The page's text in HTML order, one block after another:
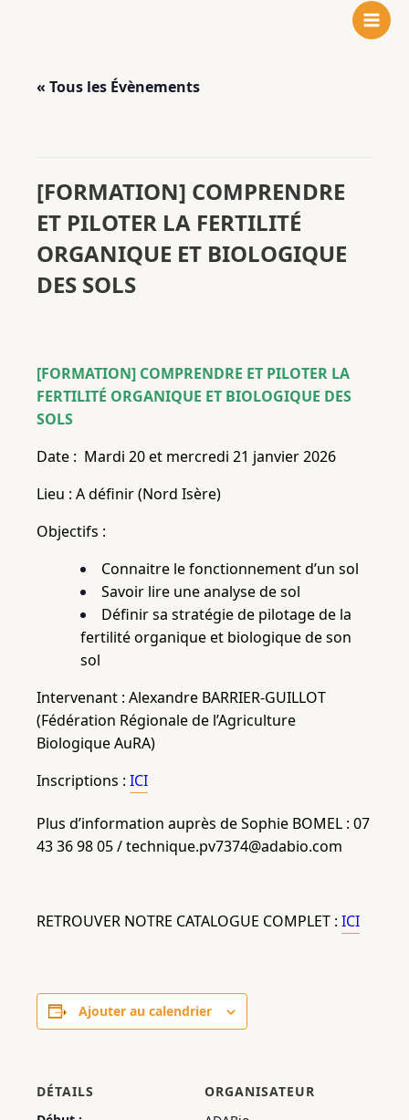
« Tous les Évènements
[FORMATION] COMPRENDRE
ET PILOTER LA FERTILITÉ
ORGANIQUE ET BIOLOGIQUE
DES SOLS
[FORMATION] COMPRENDRE ET PILOTER LA
FERTILITÉ ORGANIQUE ET BIOLOGIQUE DES
SOLS
Date : Mardi 20 et mercredi 21 janvier 2026
Lieu : A définir (Nord Isère)
Objectifs :
Connaitre le fonctionnement d’un sol
Savoir lire une analyse de sol
Définir sa stratégie de pilotage de la
fertilité organique et biologique de son
sol
Intervenant : Alexandre BARRIER-GUILLOT
(Fédération Régionale de l’Agriculture
Biologique AuRA)
Inscriptions : ICI
Plus d’information auprès de Sophie BOMEL : 07
43 36 98 05 / technique.pv7374@adabio.com
RETROUVER NOTRE CATALOGUE COMPLET : ICI
Ajouter au calendrier
DÉTAILS
ORGANISATEUR
e
t
a
g
r
a
m
e
b
k
e